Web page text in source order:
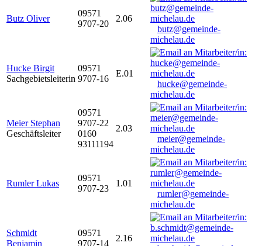
Butz Oliver
09571
9707-20
2.06
butz@gemeinde-
michelau.de
Hucke Birgit
Sachgebietsleiterin
09571
9707-16
E.01
hucke@gemeinde-
michelau.de
Meier Stephan
Geschäftsleiter
09571
9707-22
0160
93111194
2.03
meier@gemeinde-
michelau.de
Rumler Lukas
09571
9707-23
1.01
rumler@gemeinde-
michelau.de
Schmidt
Benjamin
09571
9707-14
2.16